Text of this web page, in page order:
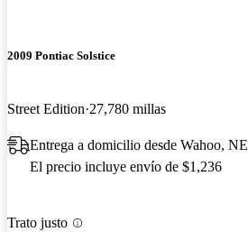
2009 Pontiac Solstice
Street Edition 27,780 millas
Entrega a domicilio desde Wahoo, NE
El precio incluye envío de $1,236
Trato justo